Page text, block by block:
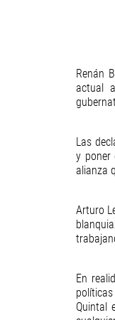
Renán
actual
Las
y poner
alianza
Arturo
En
Quintal